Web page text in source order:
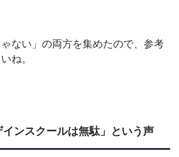
ゃない」の両方を集めたので、参考
ね。
ンスクールは無駄」という声